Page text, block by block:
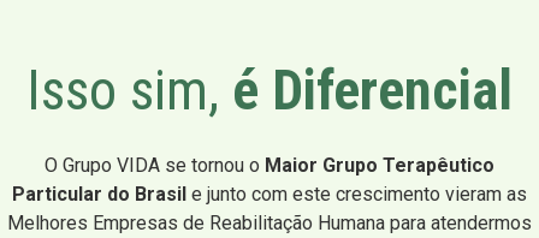
Isso sim, é Diferencial
O Grupo VIDA se tornou o Maior Grupo Terapêutico
Particular do Brasil e junto com este crescimento vieram as
Melhores Empresas de Reabilitação Humana para atendermos